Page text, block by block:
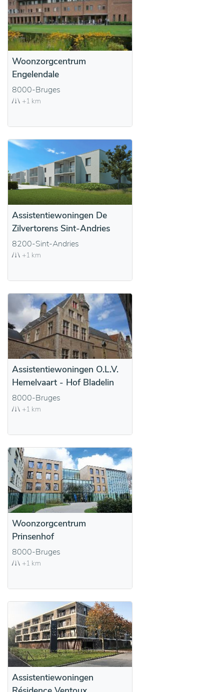
Woonzorgcentrum
Engelendale
8000-Bruges
+1 km
Assistentiewoningen De
Zilvertorens Sint-Andries
8200-Sint-Andries
+1 km
Assistentiewoningen O.L.V.
Hemelvaart - Hof Bladelin
8000-Bruges
+1 km
Woonzorgcentrum
Prinsenhof
8000-Bruges
+1 km
Assistentiewoningen